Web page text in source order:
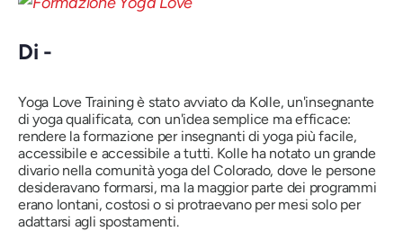
Di -
Yoga Love Training è stato avviato da Kolle, un'insegnante
di yoga qualificata, con un'idea semplice ma efficace:
rendere la formazione per insegnanti di yoga più facile,
accessibile e accessibile a tutti.Kolle ha notato un grande
divario nella comunità yoga del Colorado, dove le persone
desideravano formarsi, ma la maggior parte dei programmi
erano lontani, costosi o si protraevano per mesi solo per
adattarsi agli spostamenti.